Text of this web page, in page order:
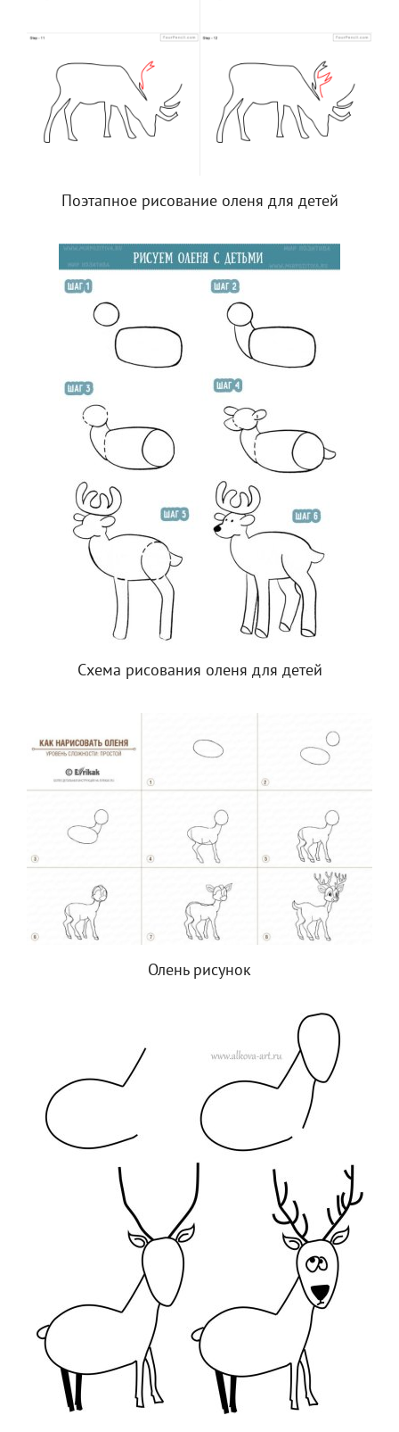
Поэтапное рисование оленя для детей
Схема рисования оленя для детей
Олень рисунок